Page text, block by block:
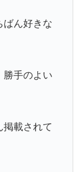
ばん好きな
勝手のよい
掲載されて